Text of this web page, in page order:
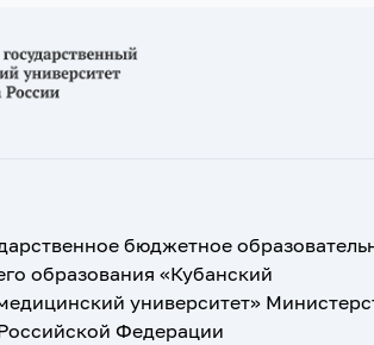
бюджетное
образования «Кубанский
университет»
Федерации